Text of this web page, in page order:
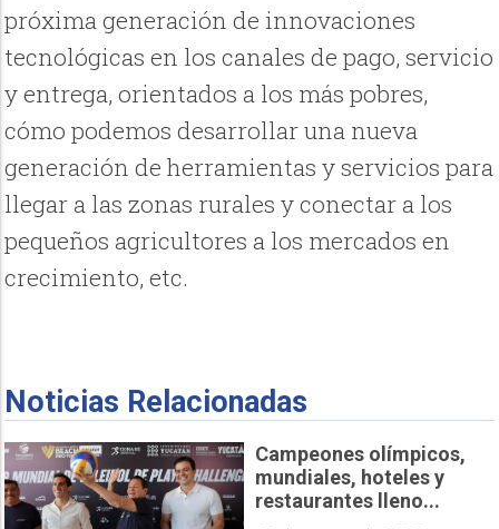
próxima generación de innovaciones
tecnológicas en los canales de pago, servicio
y entrega, orientados a los más pobres,
cómo podemos desarrollar una nueva
generación de herramientas y servicios para
llegar a las zonas rurales y conectar a los
pequeños agricultores a los mercados en
crecimiento, etc.
Noticias Relacionadas
Campeones olímpicos,
mundiales, hoteles y
restaurantes lleno...